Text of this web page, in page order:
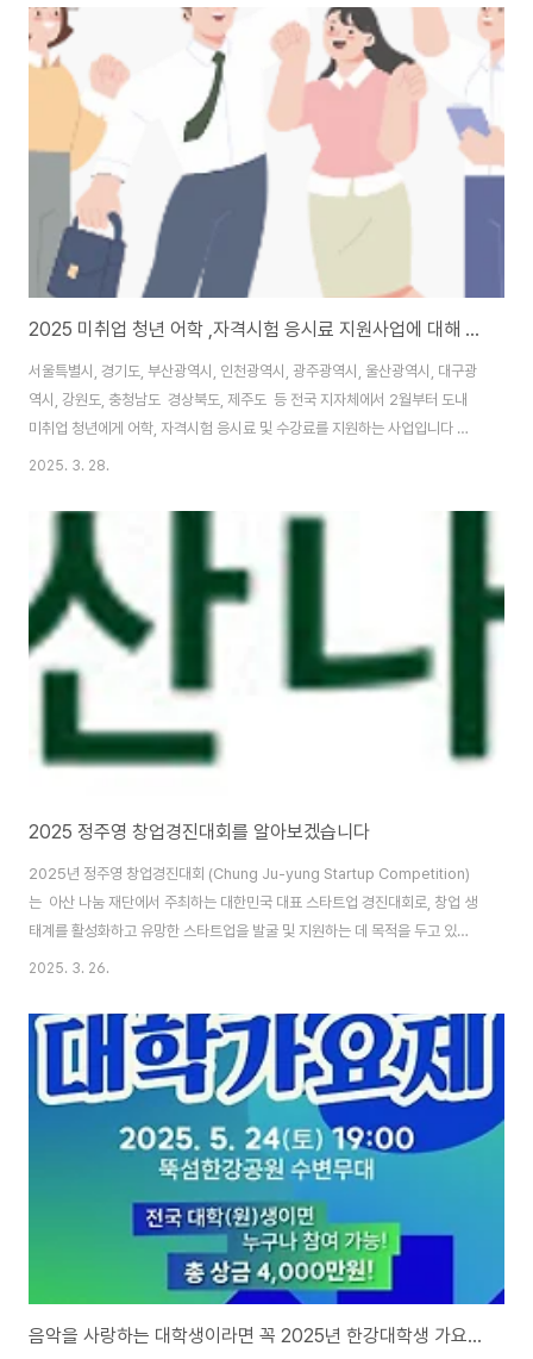
다르다! 중간고사 특징과 준비법대학교 시험은 고등학교 시험과 여러 면에서
다릅니다. 고등학교에서는 대부분 암기 중심의 평가가 이루어지지만, 대학에서
는 이해력과 응용력을 평가하는 문제가 많습니다. 따라서 시험 범위를 단순히
암기하는 것이 아니라 개념을 완전히 이해하고, 다양한 문제에 적용하는 연습
이 필요합니다.저 같은 경우는 단답형 교..
2025 미취업 청년 어학 ,자격시험 응시료 지원사업에 대해 알아보자-대학생필독!!
서울특별시, 경기도, 부산광역시, 인천광역시, 광주광역시, 울산광역시, 대구광
역시, 강원도, 충청남도 경상북도, 제주도 등 전국 지자체에서 2월부터 도내
미취업 청년에게 어학, 자격시험 응시료 및 수강료를 지원하는 사업입니다 각
지자체에서 청년들에게 고른 취업기회를 제공하기 위해 취업준비 비용을 지원
해 한눈에 정리하고, 신청 방법 및 혜택을 자세히 안내해 드립니다. 1. 서울특별
거주자, 소재대학에 재학/휴학 중인 자 19~39세 미취업 청년 2) 지원 내용어
학시험(토익, 토플 등) 19종 국가기술자격 545종 국가전문자격 209종국가
공인민간자격 ..
2025. 3. 28.
2025 정주영 창업경진대회를 알아보겠습니다
2025년 정주영 창업경진대회 (Chung Ju-yung Startup Competition)
는 아산 나눔 재단에서 주최하는 대한민국 대표 스타트업 경진대회로, 창업 생
태계를 활성화하고 유망한 스타트업을 발굴 및 지원하는 데 목적을 두고 있습
니다 그러므로 예비 창업자 및 초기 스타트업을 계획 중이라면 중요한 기회입
맞춘 지원을 제공합니다 이번 글에서는 2025 정주영 창업경진대회의 지원방
법, 선발기준, 주요 혜택을 자세히 살펴보겠습니다.1. 2025 정주영 창업경진대
회 운영방법정주영 창업경진대회는 매년 창의적이고 혁신적인 창업 아이디어
를 가진 팀을 선발하여 창업을 지원합니다. 2025년 대회에 참가하려면 아래
2025. 3. 26.
음악을 사랑하는 대학생이라면 꼭 2025년 한강대학생 가요제에 도전해 보세요